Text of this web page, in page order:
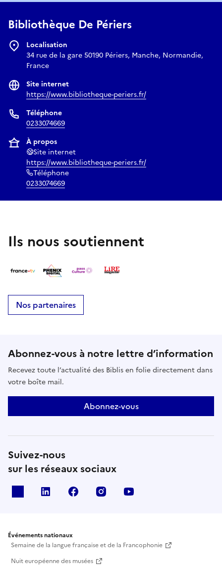
Bibliothèque De Périers
Localisation
34 rue de la gare 50190 Périers, Manche, Normandie,
France
Site internet
https://www.bibliotheque-periers.fr/
Téléphone
0233074669
À propos
Site internet
https://www.bibliotheque-periers.fr/
Téléphone
0233074669
Ils nous soutiennent
Nos partenaires
Abonnez-vous à notre lettre d’information
Recevez toute l’actualité des Biblis en folie directement dans
votre boîte mail.
Abonnez-vous
Suivez-nous
sur les réseaux sociaux
Linkedin Facebook Instagram
Événements nationaux
Semaine de la langue française et de la Francophonie
Nuit européenne des musées